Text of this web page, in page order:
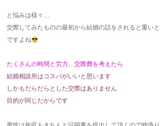
と悩みは様々…
交際してみたものの最初から結婚の話をされると重い
ですよね
たくさんの時間と労力、交際費を考えたら
結婚相談所はコスパがいいと思います
しかもだらだらとした交際はありません
目的が同じだからです